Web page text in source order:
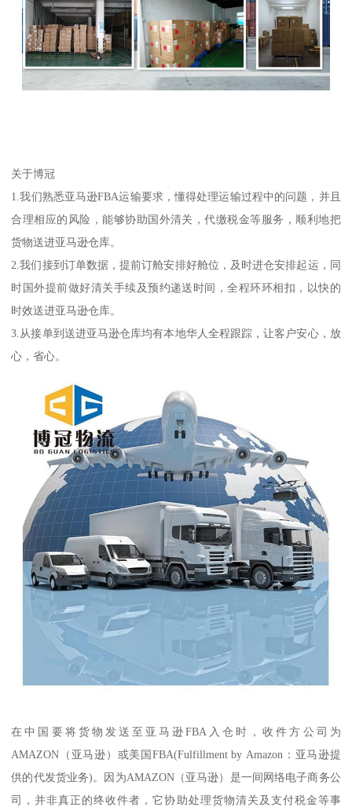
关于博冠
1.我们熟悉亚马逊FBA运输要求，懂得处理运输过程中的问题，并且
合理相应的风险，能够协助国外清关，代缴税金等服务，顺利地把
货物送进亚马逊仓库。
2.我们接到订单数据，提前订舱安排好舱位，及时进仓安排起运，同
时国外提前做好清关手续及预约递送时间，全程环环相扣，以快的
时效送进亚马逊仓库。
3.从接单到送进亚马逊仓库均有本地华人全程跟踪，让客户安心，放
心，省心。
在中国要将货物发送至亚马逊FBA入仓时，收件方公司为
AMAZON（亚马逊）或美国FBA(Fulfillment by Amazon：亚马逊提
供的代发货业务)。因为AMAZON（亚马逊）是一间网络电子商务公
司，并非真正的终收件者，它协助处理货物清关及支付税金等事